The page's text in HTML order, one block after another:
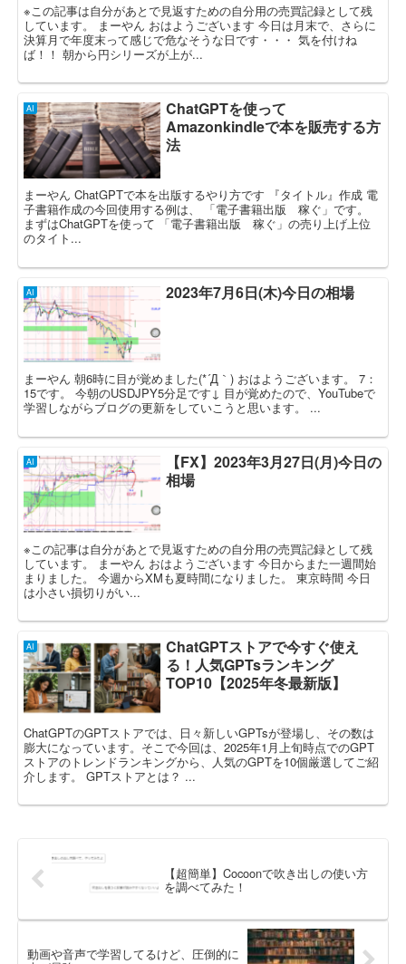
※この記事は自分があとで見返すための自分用の売買記録として残
しています。 まーやん おはようございます 今日は月末で、さらに
決算月で年度末って感じで危なそうな日です・・・ 気を付けね
ば！！ 朝から円シリーズが上が...
AI
ChatGPTを使って
Amazonkindleで本を販売する方
法
まーやん ChatGPTで本を出版するやり方です 『タイトル』作成 電
子書籍作成の今回使用する例は、 「電子書籍出版 稼ぐ」です。
まずはChatGPTを使って 「電子書籍出版 稼ぐ」の売り上げ上位
のタイト...
AI 2023年7月6日(木)今日の相場
まーやん 朝6時に目が覚めました(*´Д｀) おはようございます。 7：
15です。 今朝のUSDJPY5分足です↓ 目が覚めたので、YouTubeで
学習しながらブログの更新をしていこうと思います。 ...
AI
【FX】2023年3月27日(月)今日の
相場
※この記事は自分があとで見返すための自分用の売買記録として残
しています。 まーやん おはようございます 今日からまた一週間始
まりました。 今週からXMも夏時間になりました。 東京時間 今日
は小さい損切りがい...
AI
ChatGPTストアで今すぐ使え
る！人気GPTsランキング
TOP10【2025年冬最新版】
ChatGPTのGPTストアでは、日々新しいGPTsが登場し、その数は
膨大になっています。そこで今回は、2025年1月上旬時点でのGPT
ストアのトレンドランキングから、人気のGPTを10個厳選してご紹
介します。 GPTストアとは？ ...
【超簡単】Cocoonで吹き出しの使い方
を調べてみた！
動画や音声で学習してるけど、圧倒的に